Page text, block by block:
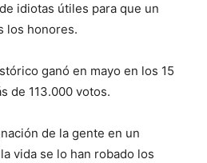
idiotas útiles para que un
los honores.
ganó en mayo en los 15
de 113.000 votos.
de la gente en un
vida se lo han robado los